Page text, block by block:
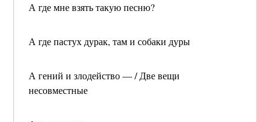
А где мне взять такую песню?
А где пастух дурак, там и собаки дуры
А гений и злодейство — / Две вещи
несовместные